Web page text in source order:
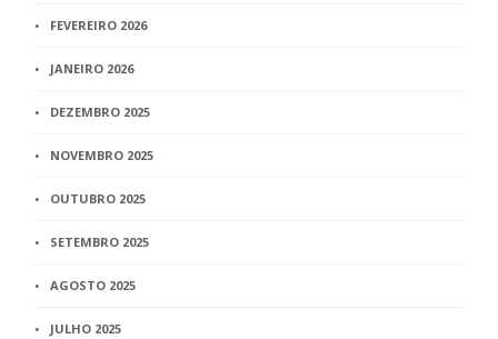
FEVEREIRO 2026
JANEIRO 2026
DEZEMBRO 2025
NOVEMBRO 2025
OUTUBRO 2025
SETEMBRO 2025
AGOSTO 2025
JULHO 2025